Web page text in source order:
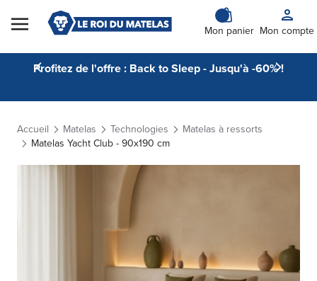
Skip to Content
Mon panier Mon compte
Profitez de l'offre : Back to Sleep - Jusqu'à -60% !
Accueil Matelas Technologies
Matelas à ressorts
Matelas Yacht Club - 90x190 cm